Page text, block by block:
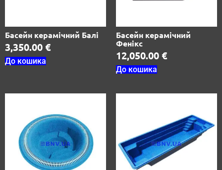
Басейн керамічний Балі
3,350.00 €
До кошика
Басейн керамічний
Фенікс
12,050.00 €
До кошика